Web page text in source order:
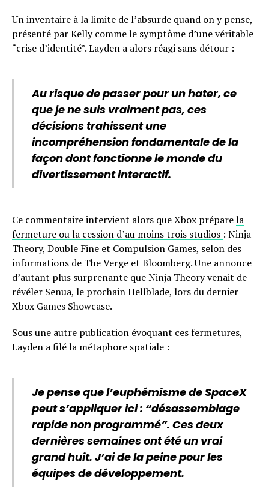
Un inventaire à la limite de l’absurde quand on y pense,
présenté par Kelly comme le symptôme d’une véritable
“crise d’identité”. Layden a alors réagi sans détour :
Au risque de passer pour un hater, ce
que je ne suis vraiment pas, ces
décisions trahissent une
incompréhension fondamentale de la
façon dont fonctionne le monde du
divertissement interactif.
Ce commentaire intervient alors que Xbox préparela
fermeture ou la cession d’au moins trois studios : Ninja
Theory, Double Fine et Compulsion Games, selon des
informations de The Verge et Bloomberg. Une annonce
d’autant plus surprenante que Ninja Theory venait de
révéler Senua, le prochain Hellblade, lors du dernier
Xbox Games Showcase.
Sous une autre publication évoquant ces fermetures,
Layden a filé la métaphore spatiale :
Je pense que l’euphémisme de SpaceX
peut s’appliquer ici : “désassemblage
rapide non programmé”. Ces deux
dernières semaines ont été un vrai
grand huit. J’ai de la peine pour les
équipes de développement.